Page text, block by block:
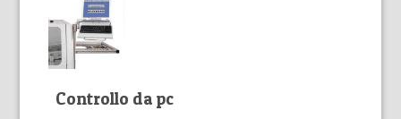
Controllo da pc